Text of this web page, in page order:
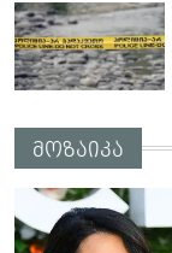
მოზაიკა